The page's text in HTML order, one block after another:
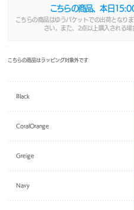
こちらの商品、本日
こちらの商品はゆうパケットでの出荷となり
さい。また、2点以上購入される場
こちらの商品はラッピング対象外です
Black
CoralOrange
Greige
Navy